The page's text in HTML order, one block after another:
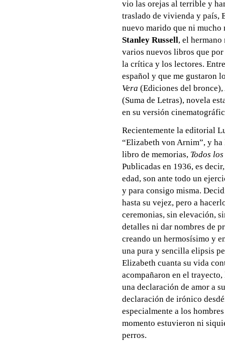
vio las orejas al terrible y
traslado de vivienda y país,
nuevo marido que ni
Stanley Russell, el
varios nuevos libros que
la crítica y los lectores.
español y que me gustaron
Vera (Ediciones del bronce),
(Suma de Letras), novela
en su versión
Recientemente la editorial
“Elizabeth von Arnim”, y
libro de memorias, Todos
Publicadas en 1936, es
edad, son ante todo un
y para consigo misma.
hasta su vejez, pero a
ceremonias, sin elevación,
detalles ni dar nombres de
creando un hermosísimo y
una pura y sencilla elipsis
Elizabeth cuanta su vida
acompañaron en el
una declaración de amor a
declaración de irónico
especialmente a los
momento estuvieron ni
perros.